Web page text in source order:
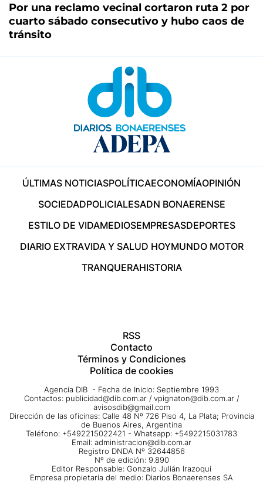
Por una reclamo vecinal cortaron ruta 2 por
cuarto sábado consecutivo y hubo caos de
tránsito
ÚLTIMAS NOTICIASPOLÍTICAECONOMÍAOPINIÓN
SOCIEDADPOLICIALESADN BONAERENSE
ESTILO DE VIDAMEDIOSEMPRESASDEPORTES
DIARIO EXTRAVIDA Y SALUD HOYMUNDO MOTOR
TRANQUERAHISTORIA
RSS
Contacto
Términos y Condiciones
Política de cookies
Agencia DIB - Fecha de Inicio: Septiembre 1993
Contactos: publicidad@dib.com.ar / vpignaton@dib.com.ar /
avisosdib@gmail.com
Dirección de las oficinas: Calle 48 Nº 726 Piso 4, La Plata; Provincia
de Buenos Aires, Argentina
Teléfono: +5492215022421 - Whatsapp: +5492215031783
Email: administracion@dib.com.ar
Registro DNDA Nº 32644856
Nº de edición: 9.890
Editor Responsable: Gonzalo Julián Irazoqui
Empresa propietaria del medio: Diarios Bonaerenses SA